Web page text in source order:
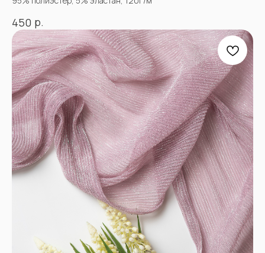
450 р.
ПРОЧЕЕ
Договор оферты
Политика
конфиденциальности
*принадлежат компании Meta,
признанной экстремистской
и запрещенной в РФ